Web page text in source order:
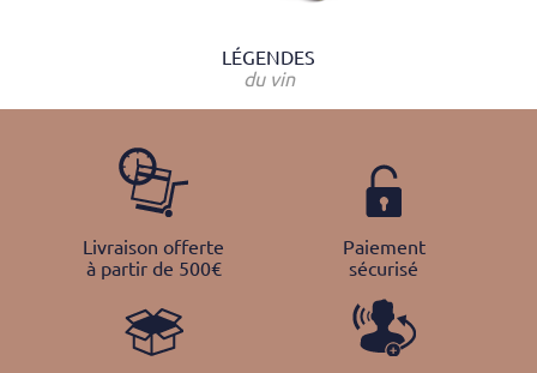
LÉGENDES
du vin
Livraison offerte
à partir de 500€
Paiement
sécurisé